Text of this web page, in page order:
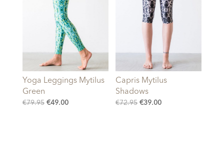
Yoga Leggings Mytilus
Green
€79.95 Oorspronkelijke
€49.00Huidige
Capris Mytilus
Shadows
€72.95 Oorspronkelijke
€39.00Huidige